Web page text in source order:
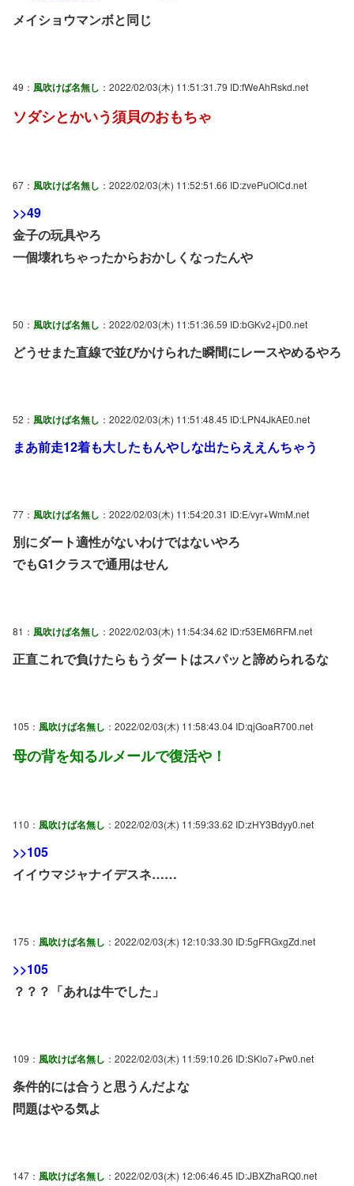
メイショウマンボと同じ
49： 風吹けば名無し ：2022/02/03(木) 11:51:31.79 ID:fWeAhRskd.net
ソダシとかいう須貝のおもちゃ
67： 風吹けば名無し ：2022/02/03(木) 11:52:51.66 ID:zvePuOICd.net
>>49
金子の玩具やろ
一個壊れちゃったからおかしくなったんや
50： 風吹けば名無し ：2022/02/03(木) 11:51:36.59 ID:bGKv2+jD0.net
どうせまた直線で並びかけられた瞬間にレースやめるやろ
52： 風吹けば名無し ：2022/02/03(木) 11:51:48.45 ID:LPN4JkAE0.net
まあ前走12着も大したもんやしな出たらええんちゃう
77： 風吹けば名無し ：2022/02/03(木) 11:54:20.31 ID:E/vyr+WmM.net
別にダート適性がないわけではないやろ
でもG1クラスで通用はせん
81： 風吹けば名無し ：2022/02/03(木) 11:54:34.62 ID:r53EM6RFM.net
正直これで負けたらもうダートはスパッと諦められるな
105： 風吹けば名無し ：2022/02/03(木) 11:58:43.04 ID:qjGoaR700.net
母の背を知るルメールで復活や！
110： 風吹けば名無し ：2022/02/03(木) 11:59:33.62 ID:zHY3Bdyy0.net
>>105
イイウマジャナイデスネ……
175： 風吹けば名無し ：2022/02/03(木) 12:10:33.30 ID:5gFRGxgZd.net
>>105
？？？「あれは牛でした」
109： 風吹けば名無し ：2022/02/03(木) 11:59:10.26 ID:SKlo7+Pw0.net
条件的には合うと思うんだよな
問題はやる気よ
147： 風吹けば名無し ：2022/02/03(木) 12:06:46.45 ID:JBXZhaRQ0.net